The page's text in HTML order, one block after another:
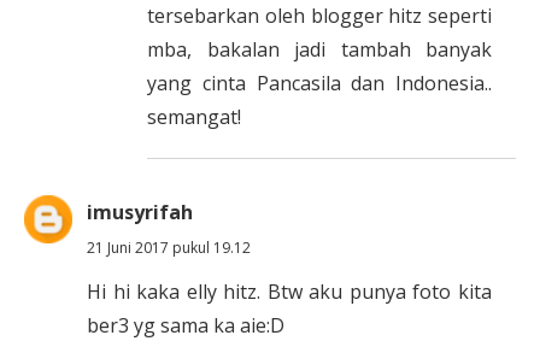
tersebarkan oleh blogger hitz seperti
mba, bakalan jadi tambah banyak
yang cinta Pancasila dan Indonesia..
semangat!
imusyrifah
21 Juni 2017 pukul 19.12
Hi hi kaka elly hitz. Btw aku punya foto kita
ber3 yg sama ka aie:D